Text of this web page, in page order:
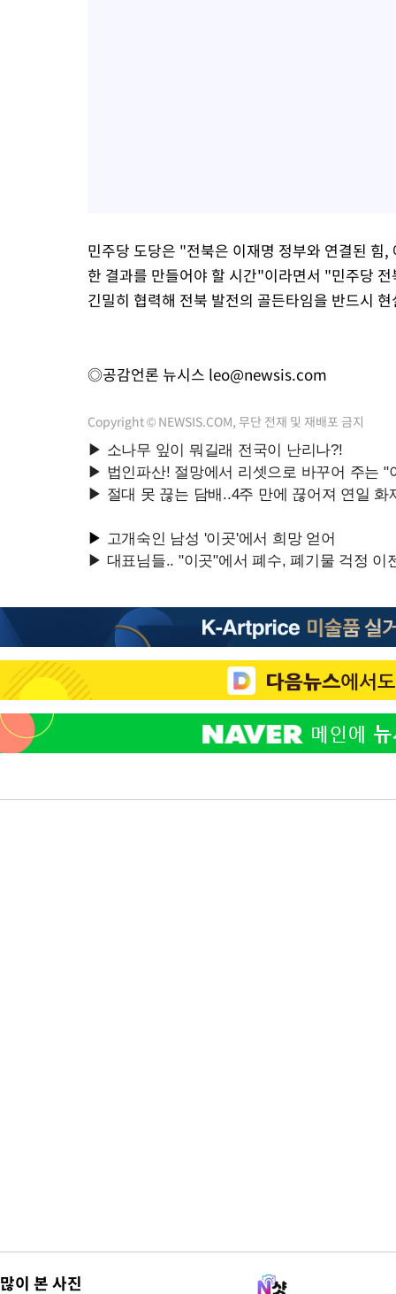
민주당 도당은 "전북은 이재명 정부와 연결된 힘
한 결과를 만들어야 할 시간"이라면서 "민주당
긴밀히 협력해 전북 발전의 골든타임을 반드시
◎공감언론 뉴시스 leo@newsis.com
Copyright © NEWSIS.COM, 무단 전재 및 재배포 금지
많이 본 사진